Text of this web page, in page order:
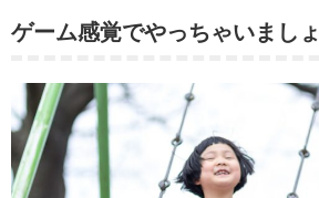
ゲーム感覚でやっちゃいましょ